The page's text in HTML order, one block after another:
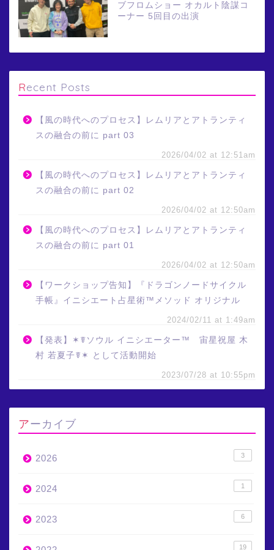
ブフロムショー オカルト陰謀コ
ーナー 5回目の出演
Recent Posts
【風の時代へのプロセス】レムリアとアトランティ
スの融合の前に part 03
2026/04/02 at 12:51am
【風の時代へのプロセス】レムリアとアトランティ
スの融合の前に part 02
2026/04/02 at 12:50am
【風の時代へのプロセス】レムリアとアトランティ
スの融合の前に part 01
2026/04/02 at 12:50am
【ワークショップ告知】『ドラゴンノードサイクル
手帳』イニシエート占星術™メソッド オリジナル
2024/02/11 at 1:49am
【発表】✶☤ソウル イニシエーター™ 宙星祝屋 木
村 若夏子☤✶ として活動開始
2023/07/28 at 10:55pm
アーカイブ
2026 3
2024 1
2023 6
19